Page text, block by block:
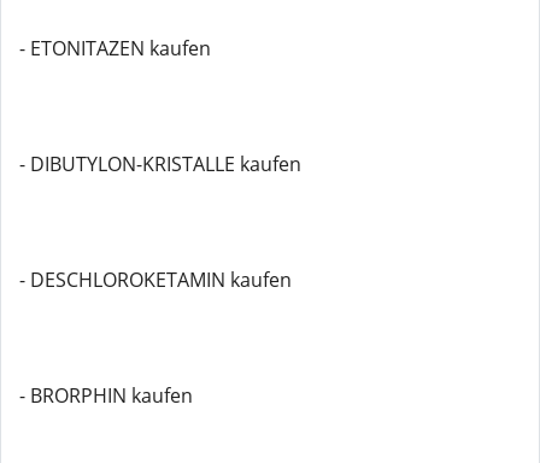
- ETONITAZEN kaufen
- DIBUTYLON-KRISTALLE kaufen
- DESCHLOROKETAMIN kaufen
- BRORPHIN kaufen